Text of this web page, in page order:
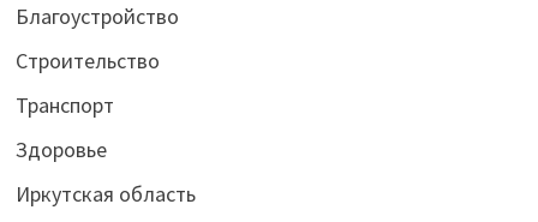
Благоустройство
Строительство
Транспорт
Здоровье
Иркутская область